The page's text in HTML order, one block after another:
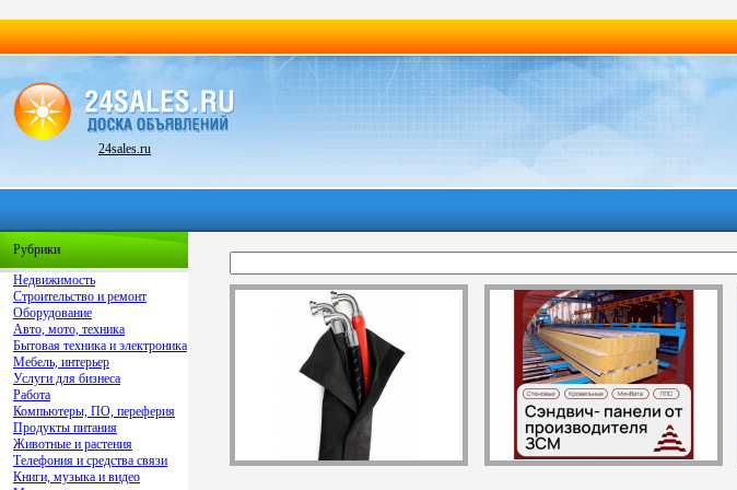
24sales.ru
Рубрики
Недвижимость
Строительство и ремонт
Оборудование
Авто, мото, техника
Бытовая техника и электроника
Мебель, интерьер
Услуги для бизнеса
Работа
Компьютеры, ПО, переферия
Продукты питания
Животные и растения
Телефония и средства связи
Книги, музыка и видео